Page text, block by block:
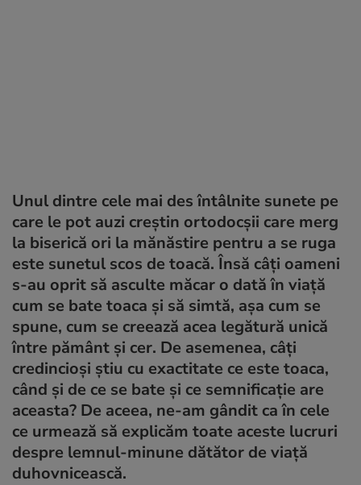
Unul dintre cele mai des întâlnite sunete pe
care le pot auzi creștin ortodocșii care merg
la biserică ori la mănăstire pentru a se ruga
este sunetul scos de toacă. Însă câți oameni
s-au oprit să asculte măcar o dată în viață
cum se bate toaca și să simtă, așa cum se
spune, cum se creează acea legătură unică
între pământ și cer. De asemenea, câți
credincioși știu cu exactitate ce este toaca,
când și de ce se bate și ce semnificație are
aceasta? De aceea, ne-am gândit ca în cele
ce urmează să explicăm toate aceste lucruri
despre lemnul-minune dătător de viață
duhovnicească.